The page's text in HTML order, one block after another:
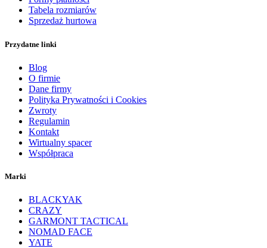
Tabela rozmiarów
Sprzedaż hurtowa
Przydatne linki
Blog
O firmie
Dane firmy
Polityka Prywatności i Cookies
Zwroty
Regulamin
Kontakt
Wirtualny spacer
Współpraca
Marki
BLACKYAK
CRAZY
GARMONT TACTICAL
NOMAD FACE
YATE